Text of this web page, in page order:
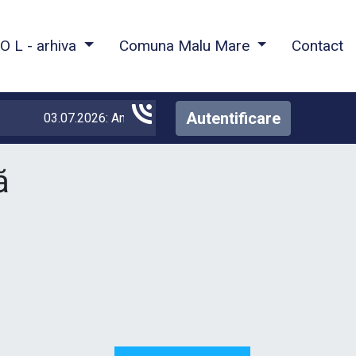
L - arhiva Comuna Malu Mare Contact
03.07.2026: Anunt mediu Gaze Vezi detalii
Autentificare